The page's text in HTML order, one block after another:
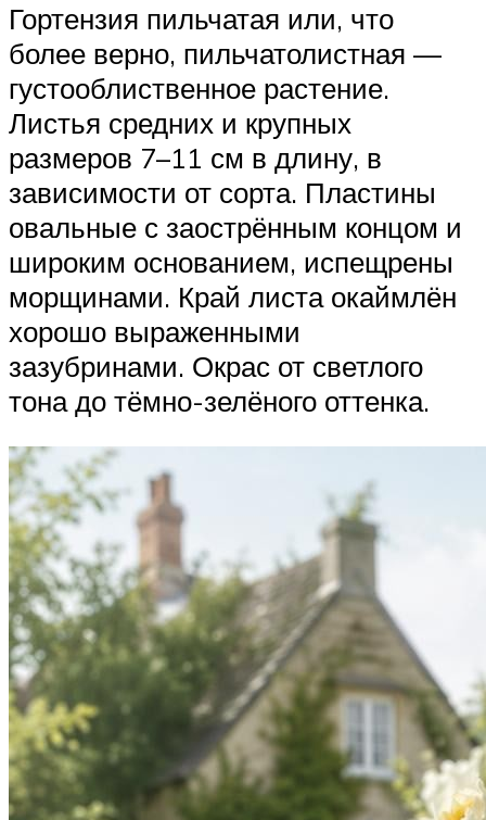
Гортензия пильчатая или, что
более верно, пильчатолистная —
густооблиственное растение.
Листья средних и крупных
размеров 7–11 см в длину, в
зависимости от сорта. Пластины
овальные с заострённым концом и
широким основанием, испещрены
морщинами. Край листа окаймлён
хорошо выраженными
зазубринами. Окрас от светлого
тона до тёмно-зелёного оттенка.